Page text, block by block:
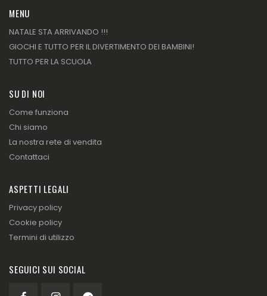
MENU
NATALE STA ARRIVANDO !!!
GIOCHI E TUTTO PER IL DIVERTIMENTO DEI BAMBINI!
TUTTO PER LA SCUOLA
SU DI NOI
Come funziona
Chi siamo
La nostra rete di vendita
Contattaci
ASPETTI LEGALI
Privacy policy
Cookie policy
Termini di utilizzo
SEGUICI SUI SOCIAL